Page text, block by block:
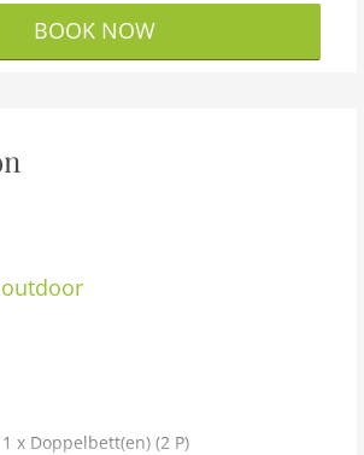
BOOK NOW
x Doppelbett(en) (2 P)